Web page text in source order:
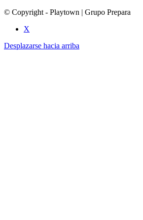
© Copyright - Playtown | Grupo Prepara
X
Desplazarse hacia arriba